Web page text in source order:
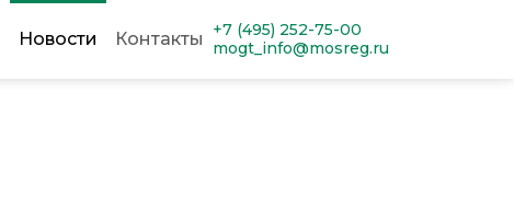
Новости Контакты
+7 (495) 252-75-00
mogt_info@mosreg.ru